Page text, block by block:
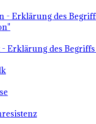
- Erklärung des
Erklärung des